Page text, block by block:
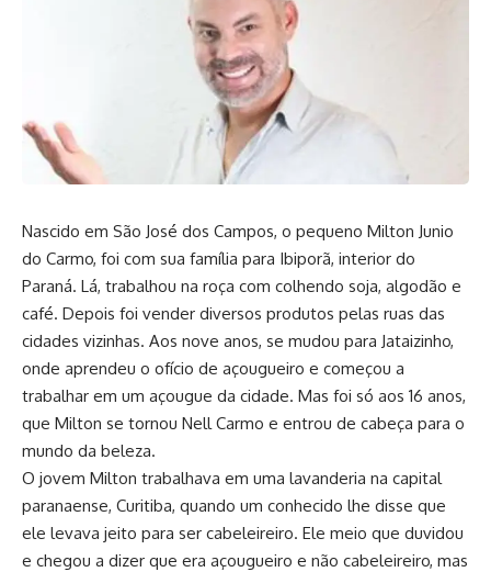
Nascido em São José dos Campos, o pequeno Milton Junio
do Carmo, foi com sua família para Ibiporã, interior do
Paraná. Lá, trabalhou na roça com colhendo soja, algodão e
café. Depois foi vender diversos produtos pelas ruas das
cidades vizinhas. Aos nove anos, se mudou para Jataizinho,
onde aprendeu o ofício de açougueiro e começou a
trabalhar em um açougue da cidade. Mas foi só aos 16 anos,
que Milton se tornou Nell Carmo e entrou de cabeça para o
mundo da beleza.
O jovem Milton trabalhava em uma lavanderia na capital
paranaense, Curitiba, quando um conhecido lhe disse que
ele levava jeito para ser cabeleireiro. Ele meio que duvidou
e chegou a dizer que era açougueiro e não cabeleireiro, mas